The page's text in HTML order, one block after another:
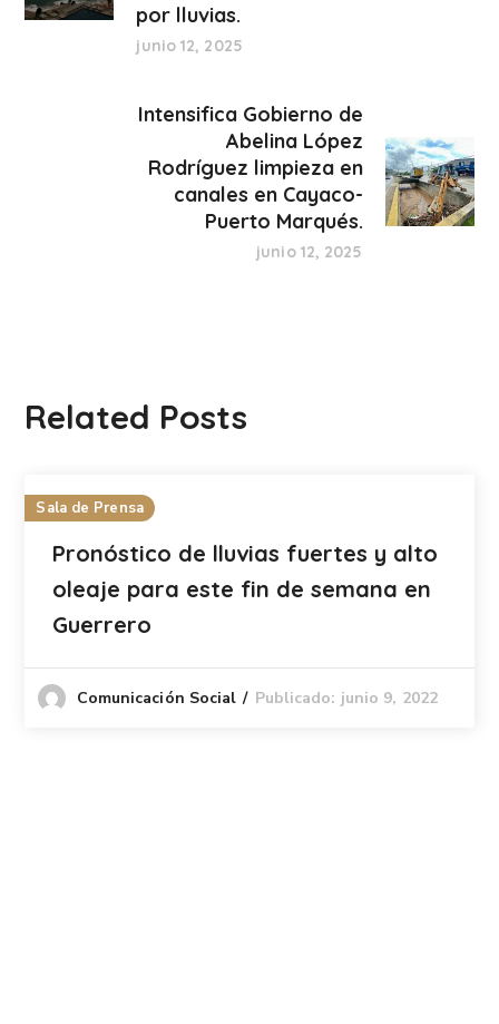
por lluvias.
junio 12, 2025
Intensifica Gobierno de
Abelina López
Rodríguez limpieza en
canales en Cayaco-
Puerto Marqués.
junio 12, 2025
Related Posts
Sala de Prensa
Pronóstico de lluvias fuertes y alto
oleaje para este fin de semana en
Guerrero
Comunicación Social Publicado: junio 9, 2022